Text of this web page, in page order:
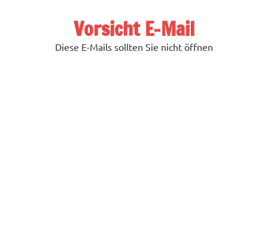
Vorsicht E-Mail
Diese E-Mails sollten Sie nicht öffnen